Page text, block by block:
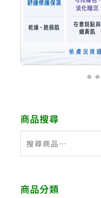
商品搜尋
尋
字
商品分類